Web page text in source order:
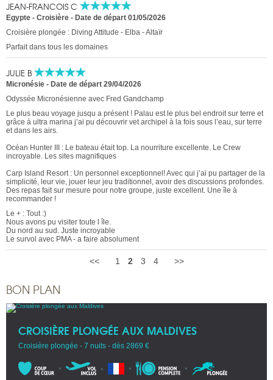
JEAN-FRANCOIS C
Egypte - Croisière - Date de départ 01/05/2026
Croisière plongée : Diving Attitude - Elba - Altaïr
Parfait dans tous les domaines
JULIE B
Micronésie - Date de départ 29/04/2026
Odyssée Micronésienne avec Fred Gandchamp
Le plus beau voyage jusqu a présent ! Palau est le plus bel endroit sur terre et
grâce à ultra marina j’ai pu découvrir vet archipel à la fois sous l’eau, sur terre
et dans les airs.
Océan Hunter III : Le bateau était top. La nourriture excellente. Le Crew
incroyable. Les sites magnifiques
Carp Island Resort : Un personnel exceptionnel! Avec qui j’ai pu partager de la
simplicité, leur vie, jouer leur jeu traditionnel, avoir des discussions profondes.
Des repas fait sur mesure pour notre groupe, juste excellent. Une île à
recommander !
Le + : Tout :)
Nous avons pu visiter toute l île.
Du nord au sud. Juste incroyable
Le survol avec PMA - a faire absolument
<< 1 2 3 4 >>
BON PLAN
CROISIÈRE PLONGÉE AUX MALDIVES
Croisière plongée - 7 nuits - dès 2869 €